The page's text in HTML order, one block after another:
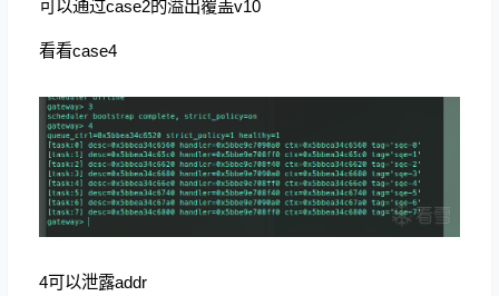
可以通过case2的溢出覆盖v10
看看case4
4可以泄露addr